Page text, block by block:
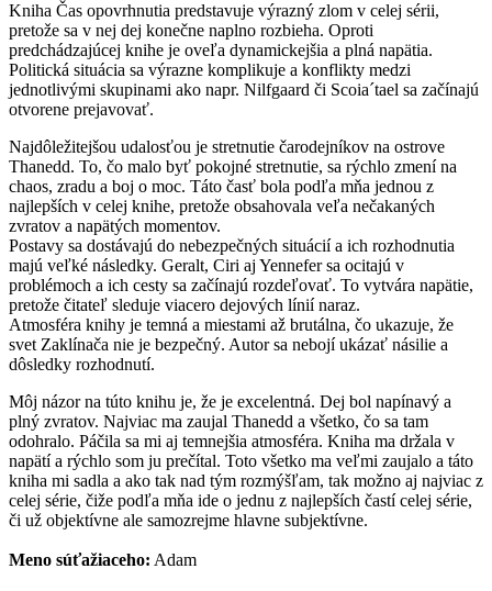
Kniha Čas opovrhnutia predstavuje výrazný zlom v celej sérii,
pretože sa v nej dej konečne naplno rozbieha. Oproti
predchádzajúcej knihe je oveľa dynamickejšia a plná napätia.
Politická situácia sa výrazne komplikuje a konflikty medzi
jednotlivými skupinami ako napr. Nilfgaard či Scoia´tael sa začínajú
otvorene prejavovať.
Najdôležitejšou udalosťou je stretnutie čarodejníkov na ostrove
Thanedd. To, čo malo byť pokojné stretnutie, sa rýchlo zmení na
chaos, zradu a boj o moc. Táto časť bola podľa mňa jednou z
najlepších v celej knihe, pretože obsahovala veľa nečakaných
zvratov a napätých momentov.
Postavy sa dostávajú do nebezpečných situácií a ich rozhodnutia
majú veľké následky. Geralt, Ciri aj Yennefer sa ocitajú v
problémoch a ich cesty sa začínajú rozdeľovať. To vytvára napätie,
pretože čitateľ sleduje viacero dejových línií naraz.
Atmosféra knihy je temná a miestami až brutálna, čo ukazuje, že
svet Zaklínača nie je bezpečný. Autor sa nebojí ukázať násilie a
dôsledky rozhodnutí.
Môj názor na túto knihu je, že je excelentná. Dej bol napínavý a
plný zvratov. Najviac ma zaujal Thanedd a všetko, čo sa tam
odohralo. Páčila sa mi aj temnejšia atmosféra. Kniha ma držala v
napätí a rýchlo som ju prečítal. Toto všetko ma veľmi zaujalo a táto
kniha mi sadla a ako tak nad tým rozmýšľam, tak možno aj najviac z
celej série, čiže podľa mňa ide o jednu z najlepších častí celej série,
či už objektívne ale samozrejme hlavne subjektívne.
Meno súťažiaceho: Adam